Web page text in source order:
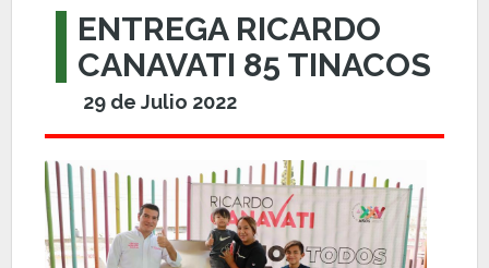
ENTREGA RICARDO
CANAVATI 85 TINACOS
29 de Julio 2022